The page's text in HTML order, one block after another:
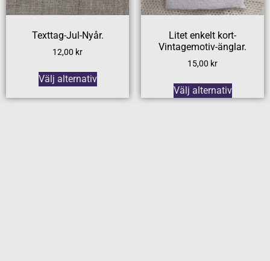
Texttag-Jul-Nyår.
12,00 kr
Välj alternativ
Litet enkelt kort-
Vintagemotiv-änglar.
15,00 kr
Välj alternativ